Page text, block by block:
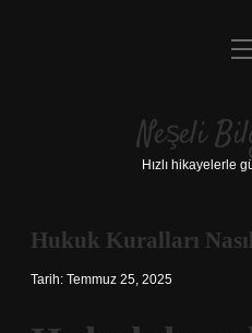
Yasal
Neşeli
Hızlı hikayelerle
Hukuk Kuralları
Tarih: Temmuz 25, 2025